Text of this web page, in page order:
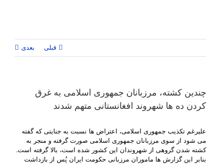
قبلی بعدی
چندین کشته، مرزبانان جمهوری اسلامی به غرق
کردن ده ها شهروند افغانستانی متهم شدند
عليرغم تکذيب جمهوری اسلامی، اعتراض ها نسبت به جنايتی که گفته
می شود از سوی مرزبانان جمهوری اسلامی صورت گرفته و منجر به
کشته شدن گروهی از شهروندان اين کشور شده است، بالا گرفته است.
بنابر اين گزارش ها ماموران مرزبانی حکومت ايران پُس از بازداشت